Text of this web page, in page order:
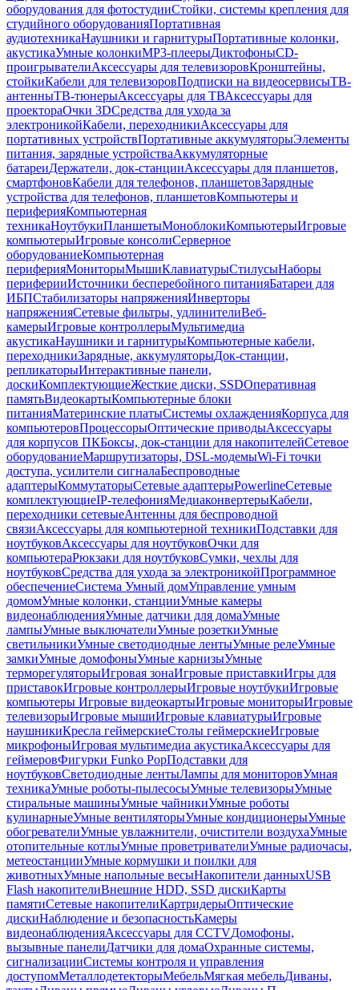
оборудования для фотостудииСтойки, системы крепления для
студийного оборудованияПортативная
аудиотехникаНаушники и гарнитурыПортативные колонки,
акустикаУмные колонкиMP3-плеерыДиктофоныCD-
проигрывателиАксессуары для телевизоровКронштейны,
стойкиКабели для телевизоровПодписки на видеосервисыТВ-
антенныТВ-тюнерыАксессуары для ТВАксессуары для
проектораОчки 3DСредства для ухода за
электроникойКабели, переходникиАксессуары для
портативных устройствПортативные аккумуляторыЭлементы
питания, зарядные устройстваАккумуляторные
батареиДержатели, док-станцииАксессуары для планшетов,
смартфоновКабели для телефонов, планшетовЗарядные
устройства для телефонов, планшетовКомпьютеры и
периферияКомпьютерная
техникаНоутбукиПланшетыМоноблокиКомпьютерыИгровые
компьютерыИгровые консолиСерверное
оборудованиеКомпьютерная
периферияМониторыМышиКлавиатурыСтилусыНаборы
периферииИсточники бесперебойного питанияБатареи для
ИБПСтабилизаторы напряженияИнверторы
напряженияСетевые фильтры, удлинителиВеб-
камерыИгровые контроллерыМультимедиа
акустикаНаушники и гарнитурыКомпьютерные кабели,
переходникиЗарядные, аккумуляторыДок-станции,
репликаторыИнтерактивные панели,
доскиКомплектующиеЖесткие диски, SSDОперативная
памятьВидеокартыКомпьютерные блоки
питанияМатеринские платыСистемы охлажденияКорпуса для
компьютеровПроцессорыОптические приводыАксессуары
для корпусов ПКБоксы, док-станции для накопителейСетевое
оборудованиеМаршрутизаторы, DSL-модемыWi-Fi точки
доступа, усилители сигналаБеспроводные
адаптерыКоммутаторыСетевые адаптерыPowerlineСетевые
комплектующиеIP-телефонияМедиаконвертерыКабели,
переходники сетевыеАнтенны для беспроводной
связиАксессуары для компьютерной техникиПодставки для
ноутбуковАксессуары для ноутбуковОчки для
компьютераРюкзаки для ноутбуковСумки, чехлы для
ноутбуковСредства для ухода за электроникойПрограммное
обеспечениеСистема Умный домУправление умным
домомУмные колонки, станцииУмные камеры
видеонаблюденияУмные датчики для домаУмные
лампыУмные выключателиУмные розеткиУмные
светильникиУмные светодиодные лентыУмные релеУмные
замкиУмные домофоныУмные карнизыУмные
терморегуляторыИгровая зонаИгровые приставкиИгры для
приставокИгровые контроллерыИгровые ноутбукиИгровые
компьютеры Игровые видеокартыИгровые мониторыИгровые
телевизорыИгровые мышиИгровые клавиатурыИгровые
наушникиКресла геймерскиеСтолы геймерскиеИгровые
микрофоныИгровая мультимедиа акустикаАксессуары для
геймеровФигурки Funko PopПодставки для
ноутбуковСветодиодные лентыЛампы для мониторовУмная
техникаУмные роботы-пылесосыУмные телевизорыУмные
стиральные машиныУмные чайникиУмные роботы
кулинарныеУмные вентиляторыУмные кондиционерыУмные
обогревателиУмные увлажнители, очистители воздухаУмные
отопительные котлыУмные проветривателиУмные радиочасы,
метеостанцииУмные кормушки и поилки для
животныхУмные напольные весыНакопители данныхUSB
Flash накопителиВнешние HDD, SSD дискиКарты
памятиСетевые накопителиКартридерыОптические
дискиНаблюдение и безопасностьКамеры
видеонаблюденияАксессуары для CCTVДомофоны,
вызывные панелиДатчики для домаОхранные системы,
сигнализацииСистемы контроля и управления
доступомМеталлодетекторыМебельМягкая мебельДиваны,